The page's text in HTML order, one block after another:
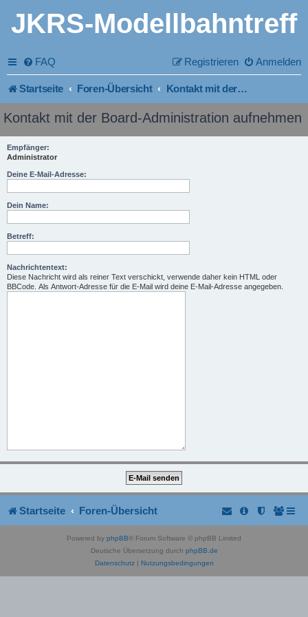
JKRS-Modellbahntreff
FAQ Anmelden
Registrieren
Startseite Foren-Übersicht Kontakt mit der Board-Administration aufnehmen
Kontakt mit der Board-Administration aufnehmen
Empfänger:
Administrator
Deine E-Mail-Adresse:
Dein Name:
Betreff:
Nachrichtentext:
Diese Nachricht wird als reiner Text verschickt, verwende daher kein HTML oder
BBCode. Als Antwort-Adresse für die E-Mail wird deine E-Mail-Adresse angegeben.
Startseite Foren-Übersicht
Powered by phpBB® Forum Software © phpBB Limited
Deutsche Übersetzung durch phpBB.de
Datenschutz| Nutzungsbedingungen